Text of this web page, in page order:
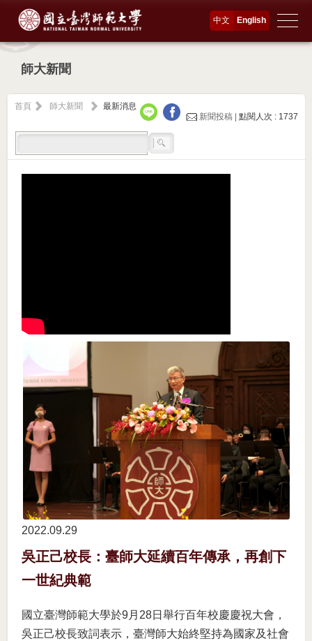
English
中文
師大新聞
首頁 師大新聞
最新消息
新聞投稿 |點閱人次 : 1737
2022.09 29
吳正己校長：臺師大延續百年傳承，再創下
一世紀典範
國立臺灣師範大學於9月28日舉行百年校慶慶祝大會，
吳正己校長致詞表示，臺灣師大始終堅持為國家及社會